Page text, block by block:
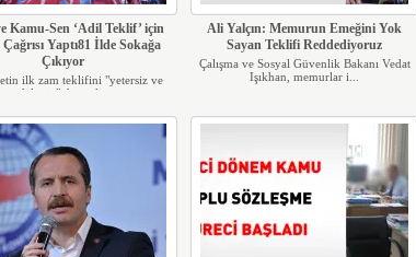
Kamu-Sen ‘Adil Teklif’ için
Yaptı81 İlde Sokağa
Çıkıyor
ilk zam teklifini "yetersiz ve
adaletsiz" diyerek...
Ali Yalçın: Memurun Emeğini Yok
Sayan Teklifi Reddediyoruz
Çalışma ve Sosyal Güvenlik Bakanı Vedat
Işıkhan, memurlar i...